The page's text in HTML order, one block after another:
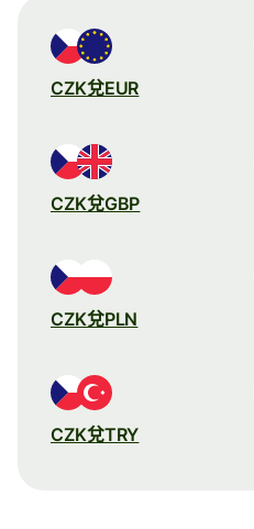
CZK兌EUR
CZK兌GBP
CZK兌PLN
CZK兌TRY